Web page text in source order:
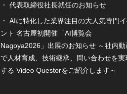
代表取締役社長就任のお知らせ
AIに特化した業界注目の大人気専門
ント 名古屋初開催「AI博覧会
Nagoya2026」出展のお知らせ ～社内動
で人材育成、技術継承、問い合わせを実
する Video Questorをご紹介します～